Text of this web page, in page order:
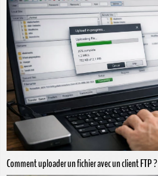
Comment uploader un fichier avec un client FTP ?